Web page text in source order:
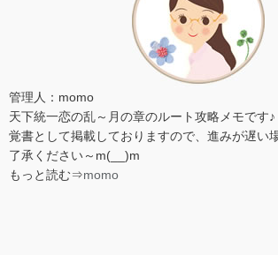
管理人：momo
天下統一恋の乱～月の章のルート攻略メモです♪
覚書として掲載しておりますので、進みが遅い
了承ください～m(__)m
もっと読む⇒momo